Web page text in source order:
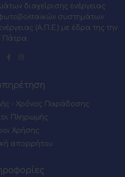
διαχείρισης ενέργειας
συστημάτων
(Α.Π.Ε.) με έδρα της την
Πάτρα.
- Χρόνος Παράδοσης
Πληρωμής
Χρήσης
απορρήτου